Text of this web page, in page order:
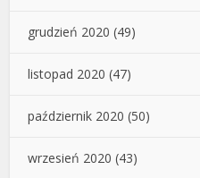
grudzień 2020 (49)
listopad 2020 (47)
październik 2020 (50)
wrzesień 2020 (43)